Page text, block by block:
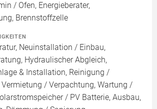
/ Ofen, Energieberater,
Brennstoffzelle
Neuinstallation / Einbau,
Hydraulischer Abgleich,
& Installation, Reinigung /
/ Verpachtung, Wartung /
/ PV Batterie, Ausbau,